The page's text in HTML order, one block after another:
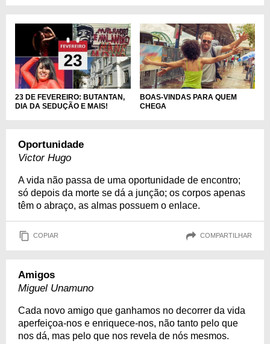
23 DE FEVEREIRO: BUTANTAN,
DIA DA SEDUÇÃO E MAIS!
BOAS-VINDAS PARA QUEM
CHEGA
Oportunidade
Victor Hugo
A vida não passa de uma oportunidade de encontro;
só depois da morte se dá a junção; os corpos apenas
têm o abraço, as almas possuem o enlace.
COPIAR COMPARTILHAR
Amigos
Miguel Unamuno
Cada novo amigo que ganhamos no decorrer da vida
aperfeiçoa-nos e enriquece-nos, não tanto pelo que
nos dá, mas pelo que nos revela de nós mesmos.